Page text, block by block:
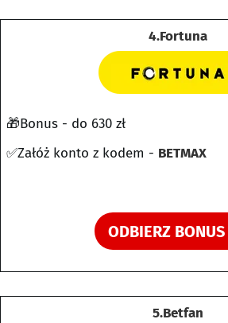
4.Fortuna
🎁Bonus - do 630 zł
✅Załóż konto z kodem - BETMAX
ODBIERZ BONUS
5.Betfan